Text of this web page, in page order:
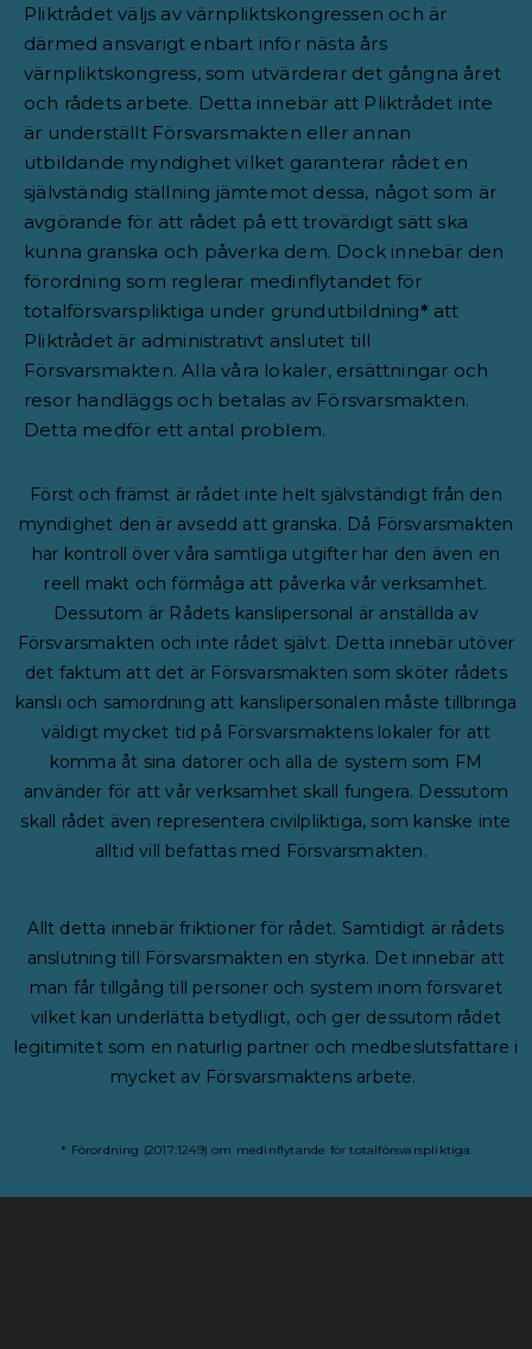
Pliktrådet väljs av värnpliktskongressen och är
därmed ansvarigt enbart inför nästa års
värnpliktskongress, som utvärderar det gångna året
och rådets arbete. Detta innebär att Pliktrådet inte
är underställt Försvarsmakten eller annan
utbildande myndighet vilket garanterar rådet en
självständig ställning jämtemot dessa, något som är
avgörande för att rådet på ett trovärdigt sätt ska
kunna granska och påverka dem. Dock innebär den
förordning som reglerar medinflytandet för
totalförsvarspliktiga under grundutbildning* att
Pliktrådet är administrativt anslutet till
Försvarsmakten. Alla våra lokaler, ersättningar och
resor handläggs och betalas av Försvarsmakten.
Detta medför ett antal problem.
Först och främst är rådet inte helt självständigt från den
myndighet den är avsedd att granska. Då Försvarsmakten
har kontroll över våra samtliga utgifter har den även en
reell makt och förmåga att påverka vår verksamhet.
Dessutom är Rådets kanslipersonal är anställda av
Försvarsmakten och inte rådet självt. Detta innebär utöver
det faktum att det är Försvarsmakten som sköter rådets
kansli och samordning att kanslipersonalen måste tillbringa
väldigt mycket tid på Försvarsmaktens lokaler för att
komma åt sina datorer och alla de system som FM
använder för att vår verksamhet skall fungera. Dessutom
skall rådet även representera civilpliktiga, som kanske inte
alltid vill befattas med Försvarsmakten.
Allt detta innebär friktioner för rådet. Samtidigt är rådets
anslutning till Försvarsmakten en styrka. Det innebär att
man får tillgång till personer och system inom försvaret
vilket kan underlätta betydligt, och ger dessutom rådet
legitimitet som en naturlig partner och medbeslutsfattare i
mycket av Försvarsmaktens arbete.
* Förordning (2017:1249) om medinflytande för totalförsvarspliktiga